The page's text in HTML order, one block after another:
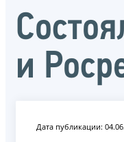
и
Дата публикации: